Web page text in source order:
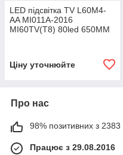
LED підсвітка TV L60M4-
AA MI011A-2016
MI60TV(T8) 80led 650MM
Ціну уточнюйте
Про нас
98% позитивних з 2383
Працює з 29.08.2016